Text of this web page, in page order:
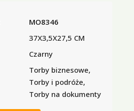
MO8346
37X3,5X27,5 CM
Czarny
Torby biznesowe,
Torby i podróże,
Torby na dokumenty